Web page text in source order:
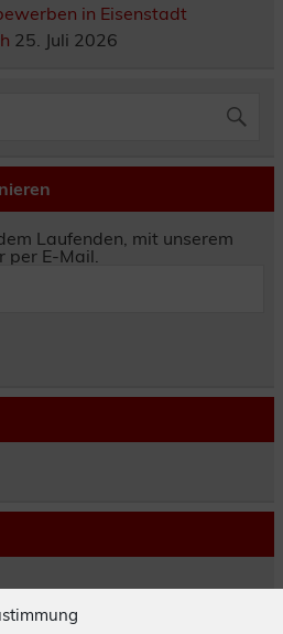
in Eisenstadt
25. Juli 2026
Laufenden, mit unserem
per E-Mail.